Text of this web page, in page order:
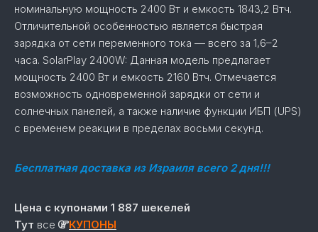
номинальную мощность 2400 Вт и емкость 1843,2 Втч.
Отличительной особенностью является быстрая
зарядка от сети переменного тока — всего за 1,6–2
часа. SolarPlay 2400W: Данная модель предлагает
мощность 2400 Вт и емкость 2160 Втч. Отмечается
возможность одновременной зарядки от сети и
солнечных панелей, а также наличие функции ИБП (UPS)
с временем реакции в пределах восьми секунд.
Бесплатная доставка из Израиля всего 2 дня!!!
Цена с купонами 1 887 шекелей
Тут все КУПОНЫ